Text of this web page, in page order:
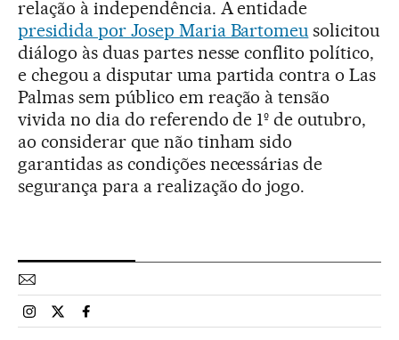
relação à independência. A entidade
presidida por Josep Maria Bartomeu solicitou
diálogo às duas partes nesse conflito político,
e chegou a disputar uma partida contra o Las
Palmas sem público em reação à tensão
vivida no dia do referendo de 1º de outubro,
ao considerar que não tinham sido
garantidas as condições necessárias de
segurança para a realização do jogo.
Esportes El País Brasil en Instagram
Esportes El País Brasil en Twitter
Esportes El País Brasil en Facebook